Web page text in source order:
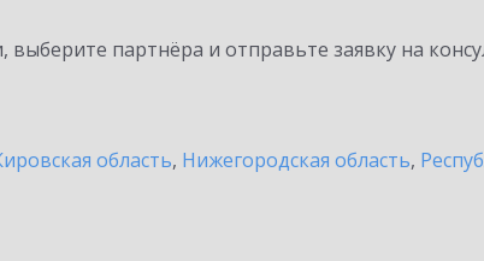
партнёра и отправьте заявку на
область, Нижегородская область,